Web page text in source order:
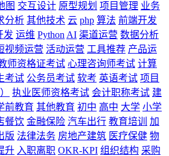
图 交互设计 原型规划 项目管理 业务
分析 其他技术 云 php 算法 前端开发
发 运维 Python AI 渠道运营 数据分析
视频运营 活动运营 工具推荐 产品运
师资格证考试 心理咨询师考试 计算
考试 公务员考试 软考 英语考试 项目
执业医师资格考试 会计职称考试 建
前教育 其他教育 初中 高中 大学 小学
餐饮 金融保险 汽车出行 教育培训
加
版 法律法务 房地产建筑 医疗保健 物
升 入职离职 OKR-KPI 组织结构 采购